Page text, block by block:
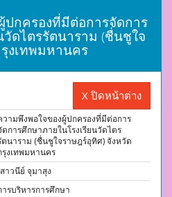
ปกครองที่มีต่อการจัดการ
วัดไตรรัตนาราม (ชื่นชูใจ
งเทพมหานคร
X ปิดหน้าต่าง
วามพึงพอใจของผู้ปกครองที่มีต่อการ
ดการศึกษาภายในโรงเรียนวัดไตร
ตนาราม (ชื่นชูใจราษฎร์อุทิศ) จังหวัด
รุงเทพมหานคร
สาวนีย์ จุมาสุง
ารบริหารการศึกษา